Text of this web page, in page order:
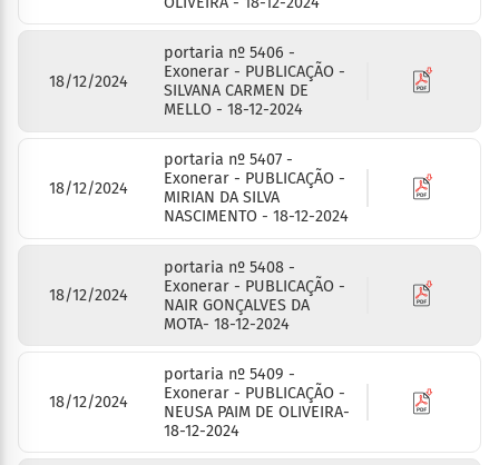
18/12/2024
portaria nº 5406 -
Exonerar - PUBLICAÇÃO -
SILVANA CARMEN DE
MELLO - 18-12-2024
18/12/2024
portaria nº 5407 -
Exonerar - PUBLICAÇÃO -
MIRIAN DA SILVA
NASCIMENTO - 18-12-2024
18/12/2024
portaria nº 5408 -
Exonerar - PUBLICAÇÃO -
NAIR GONÇALVES DA
MOTA- 18-12-2024
18/12/2024
portaria nº 5409 -
Exonerar - PUBLICAÇÃO -
NEUSA PAIM DE OLIVEIRA-
18-12-2024